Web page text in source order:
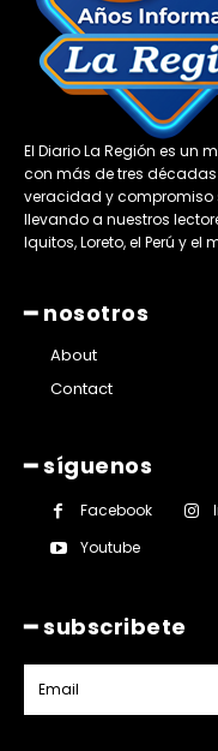
El Diario La Región es un
con más de tres
veracidad y compromiso
llevando a nuestros
Iquitos, Loreto, el Perú y el
━ nosotros
About
Contact
━ síguenos
Facebook
Youtube
━ subscribete